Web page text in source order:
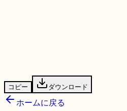
コピー ダウンロード
ホームに戻る